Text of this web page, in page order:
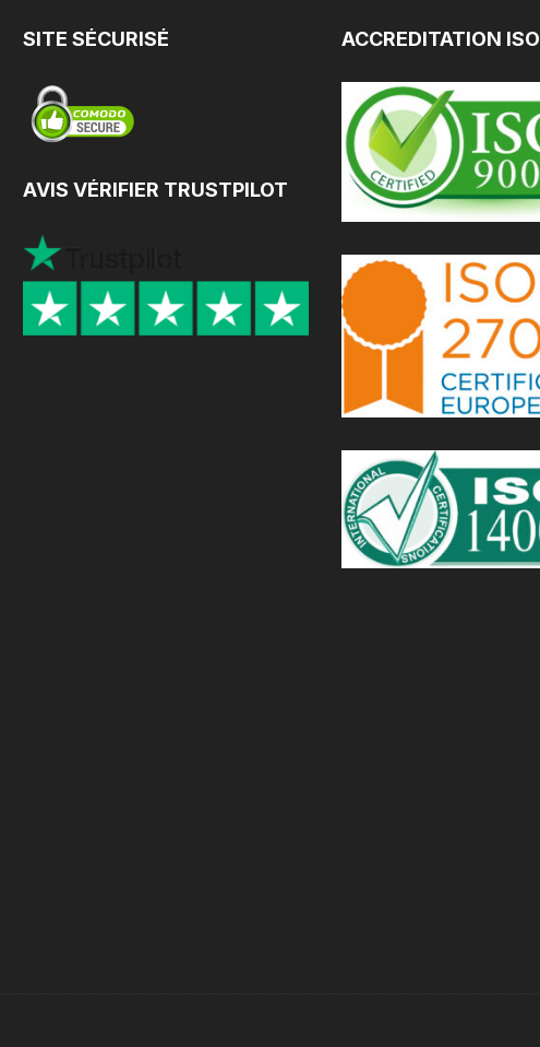
SITE SÉCURISÉ
AVIS VÉRIFIER TRUSTPILOT
ACCREDITATION ISO